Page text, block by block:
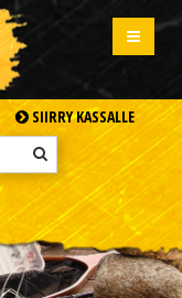
SIIRRY KASSALLE